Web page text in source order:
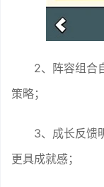
2、阵容组合
策略；
3、成长反馈
更具成就感；